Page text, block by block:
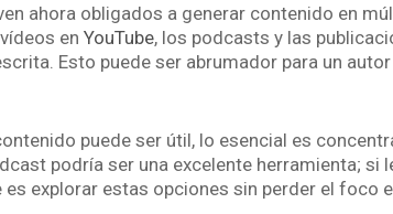
ahora obligados a generar contenido en
en YouTube, los podcasts y las
Esto puede ser abrumador para un
puede ser útil, lo esencial es
podría ser una excelente herramienta; si
explorar estas opciones sin perder el foco